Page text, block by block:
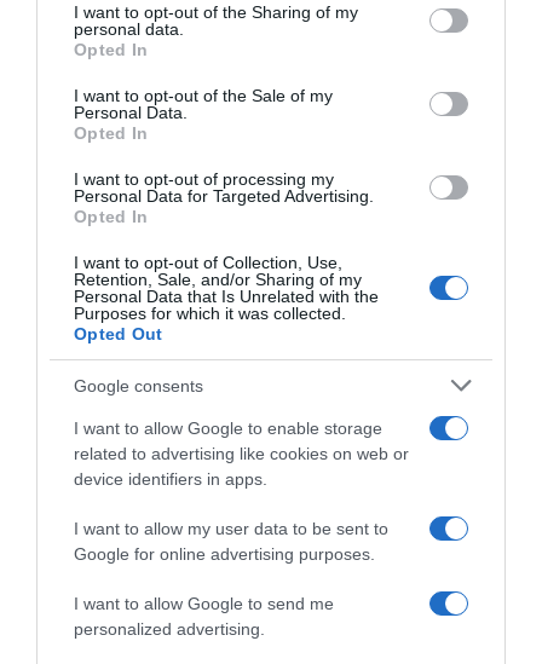
not limited to your visit or usage behaviour. You may click to
grant or deny consent to Google and its third-party tags to
use your data for below specified purposes in below Google
consent section.
I want to opt-out of the Sharing of my
personal data.
Opted In
I want to opt-out of the Sale of my
Personal Data.
Opted In
I want to opt-out of processing my
Personal Data for Targeted Advertising.
Opted In
I want to opt-out of Collection, Use,
Retention, Sale, and/or Sharing of my
Personal Data that Is Unrelated with the
Purposes for which it was collected.
Opted Out
Google consents
I want to allow Google to enable storage
related to advertising like cookies on web or
device identifiers in apps.
I want to allow my user data to be sent to
Google for online advertising purposes.
I want to allow Google to send me
personalized advertising.
LIFESTYLE
Όσκαρ: Ανακοινώθηκαν οι ημερομηνίες για τις
διοργανώσεις του 2027 και του 2028 – Πότε
Θα είναι οι 2 τελευταίες χρονιές που η διοργάνωση θα
μεταδοθεί από το ABC
08.04.2026 - 14:44